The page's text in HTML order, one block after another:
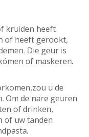
kruiden heeft
of heeft gerookt,
Die geur is
of maskeren.
u de
Om de nare geuren
of drinken,
of uw tanden